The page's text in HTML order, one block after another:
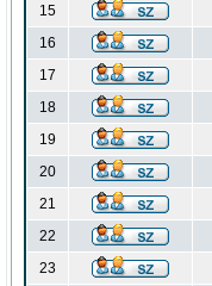
15
16
17
18
19
20
21
22
23